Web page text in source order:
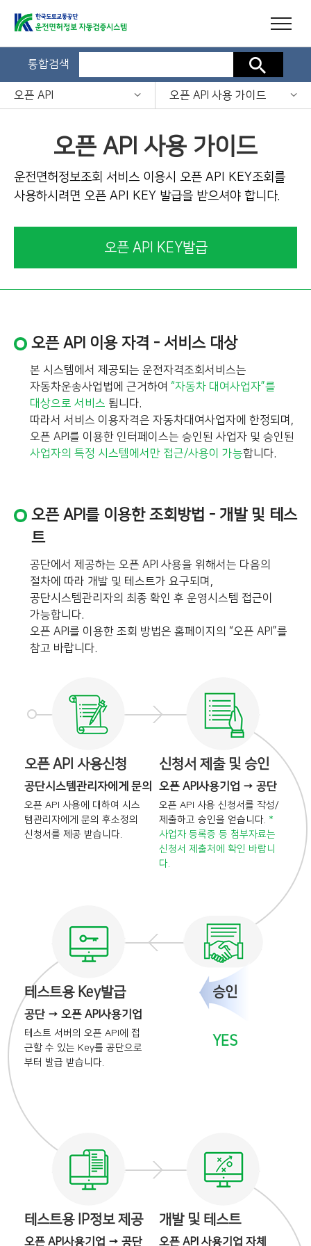
통합검색 검색
오픈 API 오픈 API 사용 가이드
오픈 API 사용 가이드
운전면허정보조회 서비스 이용시 오픈 API KEY조회를
사용하시려면 오픈 API KEY 발급을 받으셔야 합니다.
오픈 API KEY발급
오픈 API 이용 자격 - 서비스 대상
본 시스템에서 제공되는 운전자격조회서비스는
자동차운송사업법에 근거하여 “자동차 대여사업자”를
대상으로 서비스 됩니다.
따라서 서비스 이용자격은 자동차대여사업자에 한정되며,
오픈 API를 이용한 인터페이스는 승인된 사업자 및 승인된
사업자의 특정 시스템에서만 접근/사용이 가능합니다.
오픈 API를 이용한 조회방법 - 개발 및 테스
트
공단에서 제공하는 오픈 API 사용을 위해서는 다음의
절차에 따라 개발 및 테스트가 요구되며,
공단시스템관리자의 최종 확인 후 운영시스템 접근이
가능합니다.
오픈 API를 이용한 조회 방법은 홈페이지의 “오픈 API”를
참고 바랍니다.
오픈 API 사용신청
공단시스템관리자에게 문의
오픈 API 사용에 대하여 시스
템관리자에게 문의 후소정의
신청서를 제공 받습니다.
신청서 제출 및 승인
오픈 API사용기업 → 공단
오픈 API 사용 신청서를 작성/
제출하고 승인을 얻습니다. *
사업자 등록증 등 첨부자료는
신청서 제출처에 확인 바랍니
다.
승인
YES
테스트용 Key발급
공단 → 오픈 API사용기업
테스트 서버의 오픈 API에 접
근할 수 있는 Key를 공단으로
부터 발급 받습니다.
테스트용 IP정보 제공
오픈 API사용기업 → 공단
개발 및 테스트
오픈 API 사용기업 자체